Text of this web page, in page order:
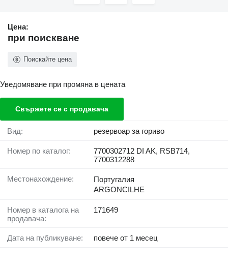
Цена:
при поискване
Поискайте цена
Уведомяване при промяна в цената
Свържете се с продавача
Вид: резервоар за гориво
Номер по каталог:
7700302712 DI AK, RSB714,
7700312288
Местонахождение:
Португалия
ARGONCILHE
Номер в каталога на
продавача:
171649
Дата на публикуване: повече от 1 месец